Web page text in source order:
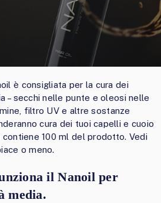
è consigliata per la cura dei
– secchi nelle punte e oleosi nelle
filtro UV e altre sostanze
cura dei tuoi capelli e cuoio
100 ml del prodotto. Vedi
o meno.
il Nanoil per
media.